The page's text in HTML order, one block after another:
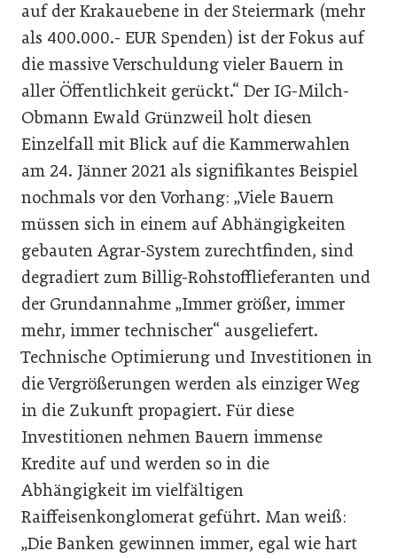
auf der Krakauebene in der Steiermark (mehr
als 400.000.- EUR Spenden) ist der Fokus auf
die massive Verschuldung vieler Bauern in
aller Öffentlichkeit gerückt.“ Der IG-Milch-
Obmann Ewald Grünzweil holt diesen
Einzelfall mit Blick auf die Kammerwahlen
am 24. Jänner 2021 als signifikantes Beispiel
nochmals vor den Vorhang: „Viele Bauern
müssen sich in einem auf Abhängigkeiten
gebauten Agrar-System zurechtfinden, sind
degradiert zum Billig-Rohstofflieferanten und
der Grundannahme „Immer größer, immer
mehr, immer technischer“ ausgeliefert.
Technische Optimierung und Investitionen in
die Vergrößerungen werden als einziger Weg
in die Zukunft propagiert. Für diese
Investitionen nehmen Bauern immense
Kredite auf und werden so in die
Abhängigkeit im vielfältigen
Raiffeisenkonglomerat geführt. Man weiß:
„Die Banken gewinnen immer, egal wie hart